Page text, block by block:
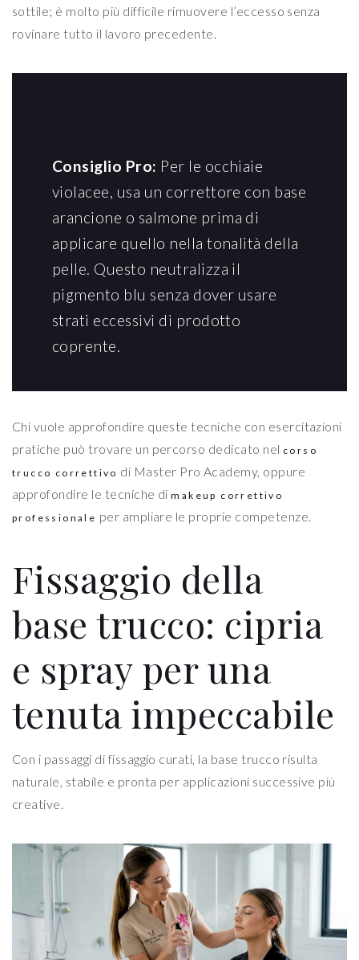
sottile; è molto più difficile rimuovere l’eccesso senza
rovinare tutto il lavoro precedente.
Consiglio Pro: Per le occhiaie
violacee, usa un correttore con base
arancione o salmone prima di
applicare quello nella tonalità della
pelle. Questo neutralizza il
pigmento blu senza dover usare
strati eccessivi di prodotto
coprente.
Chi vuole approfondire queste tecniche con esercitazioni
pratiche può trovare un percorso dedicato nel corso
trucco correttivo di Master Pro Academy, oppure
approfondire le tecniche dimakeup correttivo
professionale per ampliare le proprie competenze.
Fissaggio della
base trucco: cipria
e spray per una
tenuta impeccabile
Con i passaggi di fissaggio curati, la base trucco risulta
naturale, stabile e pronta per applicazioni successive più
creative.